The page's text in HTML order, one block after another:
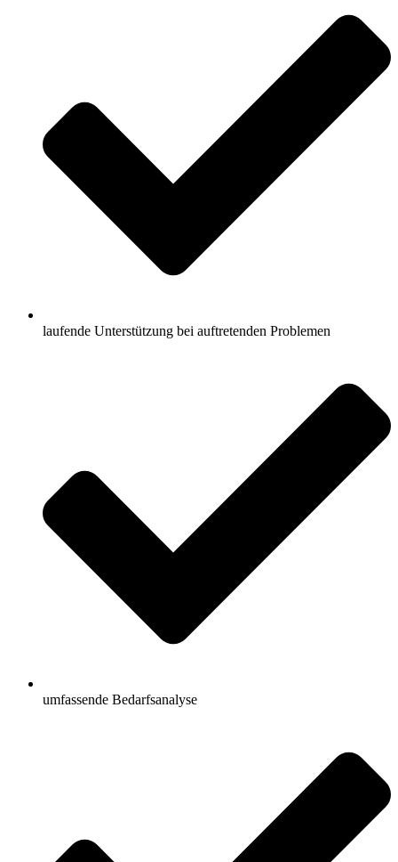
laufende Unterstützung bei auftretenden Problemen
umfassende Bedarfsanalyse